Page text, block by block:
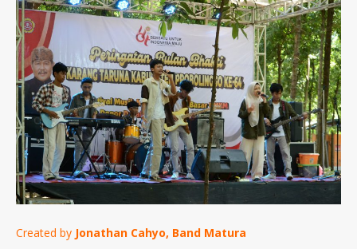
Created by Jonathan Cahyo, Band Matura